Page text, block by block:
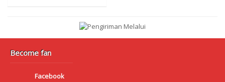
Become fan
Facebook